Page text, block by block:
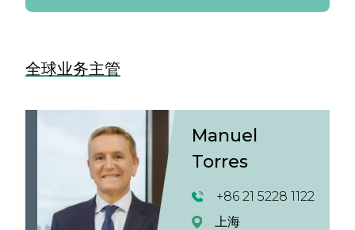
全球业务主管
Manuel
Torres
+86 21 5228 1122
上海